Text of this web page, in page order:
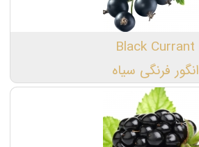
Black Currant
انگور فرنگی سیاه